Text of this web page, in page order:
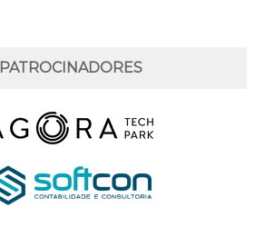
PATROCINADORES